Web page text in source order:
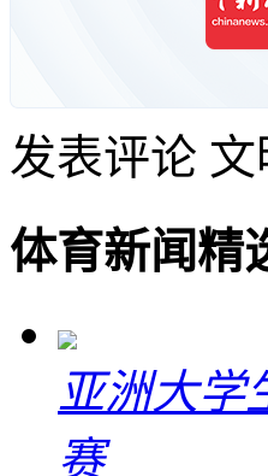
发表评论
体育新闻精
亚洲大学
赛